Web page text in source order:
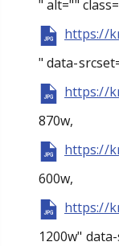
" alt=""
https://
" data-
https://
870w,
https://
600w,
https://
1200w"